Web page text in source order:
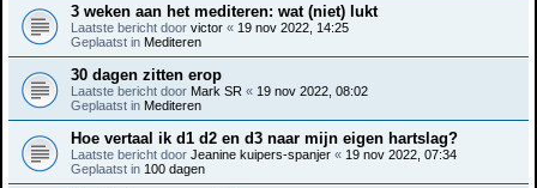
3 weken aan het mediteren: wat (niet) lukt
Laatste bericht door victor « 19 nov 2022, 14:25
Geplaatst in Mediteren
30 dagen zitten erop
Laatste bericht door Mark SR « 19 nov 2022, 08:02
Geplaatst in Mediteren
Hoe vertaal ik d1 d2 en d3 naar mijn eigen hartslag?
Laatste bericht door Jeanine kuipers-spanjer « 19 nov 2022, 07:34
Geplaatst in 100 dagen